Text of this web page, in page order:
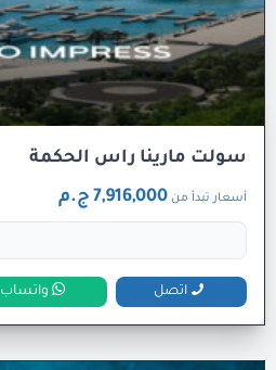
سولت مارينا راس الحكمة
أسعار تبدأ من 7,916,000 ج.م
اتصل واتساب